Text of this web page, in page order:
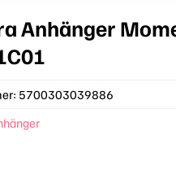
Anhänger
5700303039886